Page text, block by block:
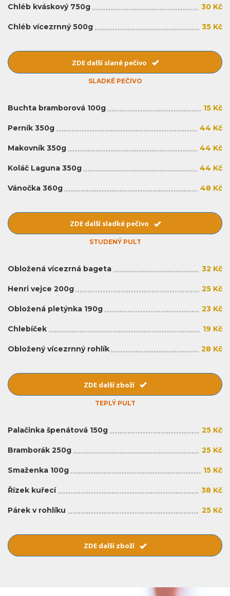
Chléb kváskový 750g 30 Kč
Chléb vícezrnný 500g 35 Kč
ZDE další slané pečivo
SLADKÉ PEČIVO
Buchta bramborová 100g 15 Kč
Perník 350g 44 Kč
Makovník 350g 44 Kč
Koláč Laguna 350g 44 Kč
Vánočka 360g 48 Kč
ZDE další sladké pečivo
STUDENÝ PULT
Obložená vícezrná bageta 32 Kč
Henri vejce 200g 25 Kč
Obložená pletýnka 190g 23 Kč
Chlebíček 19 Kč
Obložený vícezrnný rohlík 28 Kč
ZDE další zboží
TEPLÝ PULT
Palačinka špenátová 150g 25 Kč
Bramborák 250g 25 Kč
Smaženka 100g 15 Kč
Řízek kuřecí 38 Kč
Párek v rohlíku 25 Kč
ZDE další zboží